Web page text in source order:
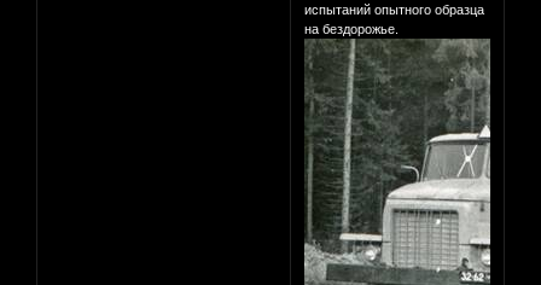
испытаний опытного образца
на бездорожье.